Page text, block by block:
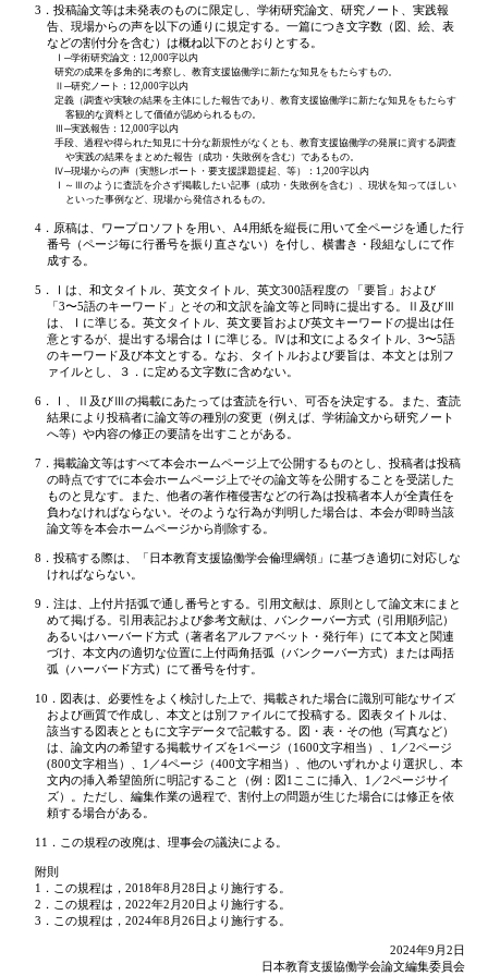
3．投稿論文等は未発表のものに限定し、学術研究論文、研究ノート、実践報
告、現場からの声を以下の通りに規定する。一篇につき文字数（図、絵、表
などの割付分を含む）は概ね以下のとおりとする。
Ⅰ─学術研究論文：12,000字以内
研究の成果を多角的に考察し、教育支援協働学に新たな知見をもたらすもの。
Ⅱ─研究ノート：12,000字以内
定義（調査や実験の結果を主体にした報告であり、教育支援協働学に新たな知見をもたらす
客観的な資料として価値が認められるもの。
Ⅲ─実践報告：12,000字以内
手段、過程や得られた知見に十分な新規性がなくとも、教育支援協働学の発展に資する調査
や実践の結果をまとめた報告（成功・失敗例を含む）であるもの。
Ⅳ─現場からの声（実態レポート・要支援課題提起、等）：1,200字以内
Ⅰ～Ⅲのように査読を介さず掲載したい記事（成功・失敗例を含む）、現状を知ってほしい
といった事例など、現場から発信されるもの。
4．原稿は、ワープロソフトを用い、A4用紙を縦長に用いて全ページを通した行
番号（ページ毎に行番号を振り直さない）を付し、横書き・段組なしにて作
成する。
5．Ⅰは、和文タイトル、英文タイトル、英文300語程度の 「要旨」および
「3〜5語のキーワード」とその和文訳を論文等と同時に提出する。Ⅱ及びⅢ
は、Ⅰに準じる。英文タイトル、英文要旨および英文キーワードの提出は任
意とするが、提出する場合はⅠに準じる。Ⅳは和文によるタイトル、3〜5語
のキーワード及び本文とする。なお、タイトルおよび要旨は、本文とは別フ
ァイルとし、３．に定める文字数に含めない。
6．Ⅰ、Ⅱ及びⅢの掲載にあたっては査読を行い、可否を決定する。また、査読
結果により投稿者に論文等の種別の変更（例えば、学術論文から研究ノート
へ等）や内容の修正の要請を出すことがある。
7．掲載論文等はすべて本会ホームページ上で公開するものとし、投稿者は投稿
の時点ですでに本会ホームページ上でその論文等を公開することを受諾した
ものと見なす。また、他者の著作権侵害などの行為は投稿者本人が全責任を
負わなければならない。そのような行為が判明した場合は、本会が即時当該
論文等を本会ホームページから削除する。
8．投稿する際は、「日本教育支援協働学会倫理綱領」に基づき適切に対応しな
ければならない。
9．注は、上付片括弧で通し番号とする。引用文献は、原則として論文末にまと
めて掲げる。引用表記および参考文献は、バンクーバー方式（引用順列記）
あるいはハーバード方式（著者名アルファベット・発行年）にて本文と関連
づけ、本文内の適切な位置に上付両角括弧（バンクーバー方式）または両括
弧（ハーバード方式）にて番号を付す。
10．図表は、必要性をよく検討した上で、掲載された場合に識別可能なサイズ
および画質で作成し、本文とは別ファイルにて投稿する。図表タイトルは、
該当する図表とともに文字データで記載する。図・表・その他（写真など）
は、論文内の希望する掲載サイズを1ページ（1600文字相当）、1／2ページ
(800文字相当）、1／4ページ（400文字相当）、他のいずれかより選択し、本
文内の挿入希望箇所に明記すること（例：図1ここに挿入、1／2ページサイ
ズ）。ただし、編集作業の過程で、割付上の問題が生じた場合には修正を依
頼する場合がある。
11．この規程の改廃は、理事会の議決による。
附則
1．この規程は，2018年8月28日より施行する。
2．この規程は，2022年2月20日より施行する。
3．この規程は，2024年8月26日より施行する。
2024年9月2日
日本教育支援協働学会論文編集委員会